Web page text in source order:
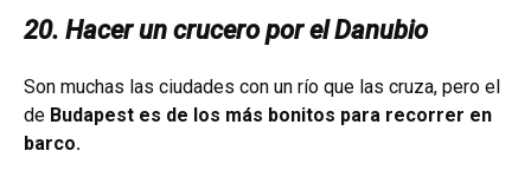
20. Hacer un crucero por el Danubio
Son muchas las ciudades con un río que las cruza, pero el
de Budapest es de los más bonitos para recorrer en
barco.